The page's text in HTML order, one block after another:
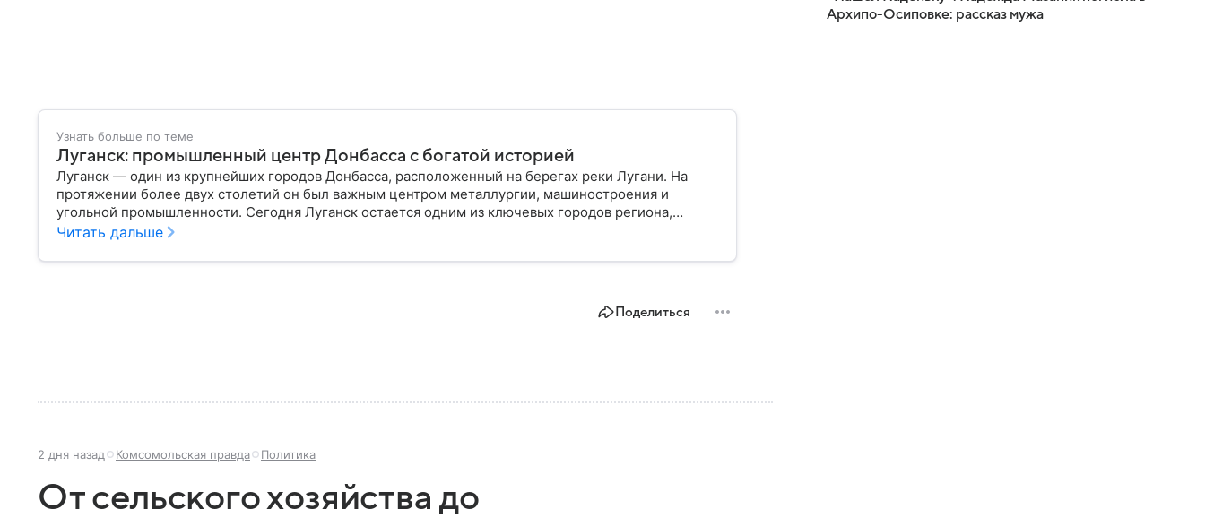
Узнать больше по теме
Луганск: промышленный центр Донбасса с богатой историей
Луганск — один из крупнейших городов Донбасса, расположенный на берегах реки Лугани. На
протяжении более двух столетий он был важным центром металлургии, машиностроения и
угольной промышленности. Сегодня Луганск остается одним из ключевых городов региона,
история которого тесно связана с развитием промышленности и событиями последних
Читать дальше
Поделиться
2 дня назад Комсомольская правда Политика
От сельского хозяйства до
Архипо-Осиповке: рассказ мужа